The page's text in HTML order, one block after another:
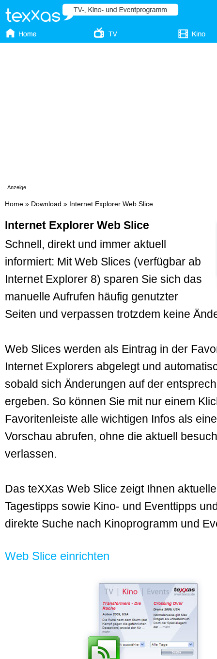
Anzeige
Home » Download » Internet Explorer Web Slice
Internet Explorer Web Slice
Schnell, direkt und immer aktuell
informiert: Mit Web Slices (verfügbar ab
Internet Explorer 8) sparen Sie sich das
manuelle Aufrufen häufig genutzter
Seiten und verpassen trotzdem keine
Web Slices werden als Eintrag in der
Internet Explorers abgelegt und
sobald sich Änderungen auf der
ergeben. So können Sie mit nur einem
Favoritenleiste alle wichtigen Infos als
Vorschau abrufen, ohne die aktuell
verlassen.
Das teXXas Web Slice zeigt Ihnen
Tagestipps sowie Kino- und Eventtipps
direkte Suche nach Kinoprogramm und
Web Slice einrichten